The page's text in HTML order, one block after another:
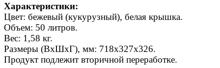
Характеристики:
Цвет: бежевый (кукурузный), белая крышка.
Объем: 50 литров.
Вес: 1,58 кг.
Размеры (ВхШхГ), мм: 718х327х326.
Продукт подлежит вторичной переработке.